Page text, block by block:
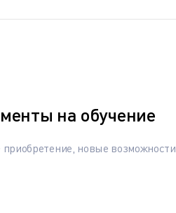
на обучение
новые возможности